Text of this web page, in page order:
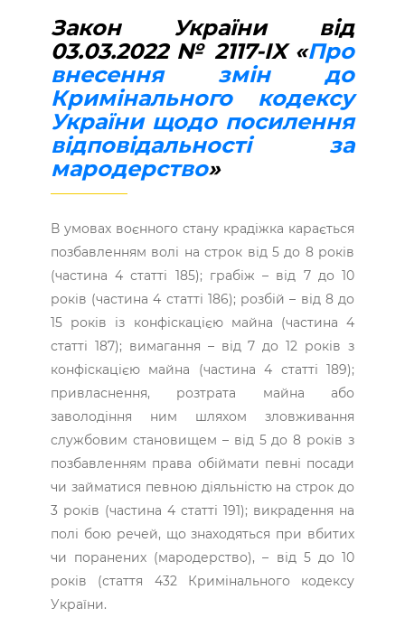
Закон України від
03.03.2022 № 2117-IX «Про
внесення змін до
Кримінального кодексу
України щодо посилення
відповідальності за
мародерство»
В умовах воєнного стану крадіжка карається
позбавленням волі на строк від 5 до 8 років
(частина 4 статті 185); грабіж – від 7 до 10
років (частина 4 статті 186); розбій – від 8 до
15 років із конфіскацією майна (частина 4
статті 187); вимагання – від 7 до 12 років з
конфіскацією майна (частина 4 статті 189);
привласнення, розтрата майна або
заволодіння ним шляхом зловживання
службовим становищем – від 5 до 8 років з
позбавленням права обіймати певні посади
чи займатися певною діяльністю на строк до
3 років (частина 4 статті 191); викрадення на
полі бою речей, що знаходяться при вбитих
чи поранених (мародерство), – від 5 до 10
років (стаття 432 Кримінального кодексу
України.